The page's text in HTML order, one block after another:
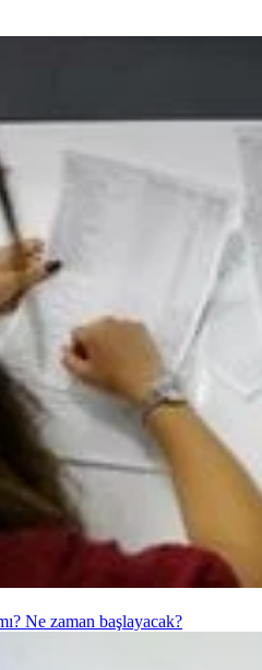
Ne zaman başlayacak?